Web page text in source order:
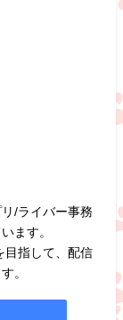
/ライバー事務
ます。
目指して、配信
。